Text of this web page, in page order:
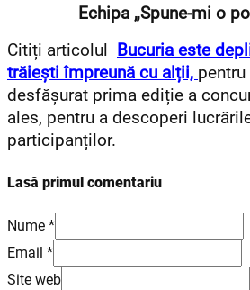
Echipa „Spune-mi o
Citiți articolul
Bucuria este
trăiești împreună cu alții,
desfășurat prima ediție a
ales, pentru a descoperi
participanților.
Lasă primul comentariu
Nume *
Email *
Site web